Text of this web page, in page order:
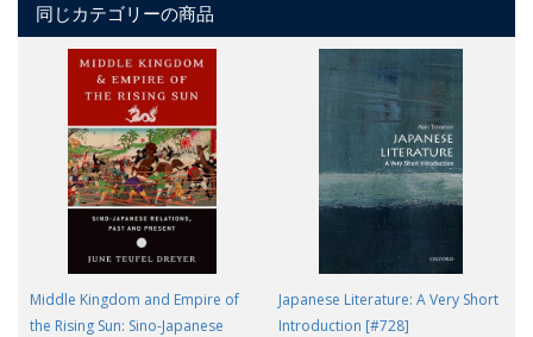
同じカテゴリーの商品
Middle Kingdom and Empire of
the Rising Sun: Sino-Japanese
Japanese Literature: A Very Short
Introduction [#728]